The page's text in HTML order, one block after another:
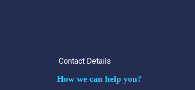
Contact Details
How we can help you?